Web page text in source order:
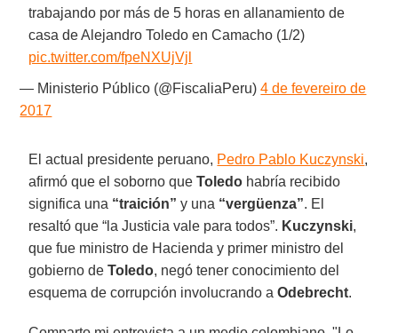
trabajando por más de 5 horas en allanamiento de
casa de Alejandro Toledo en Camacho (1/2)
pic.twitter.com/fpeNXUjVjl
— Ministerio Público (@FiscaliaPeru)4 de fevereiro de
2017
El actual presidente peruano, Pedro Pablo Kuczynski,
afirmó que el soborno queToledo habría recibido
significa una “traición” y una “vergüenza”. El
resaltó que “la Justicia vale para todos”. Kuczynski,
que fue ministro de Hacienda y primer ministro del
gobierno deToledo, negó tener conocimiento del
esquema de corrupción involucrando aOdebrecht.